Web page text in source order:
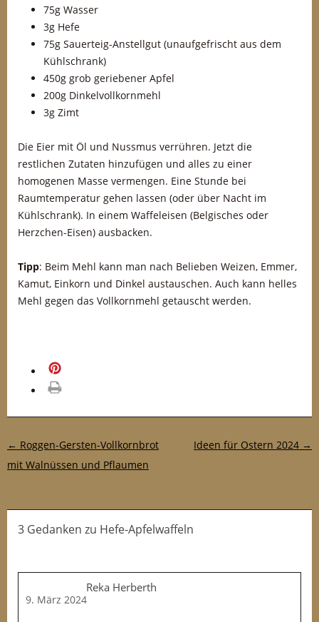
75g Wasser
3g Hefe
75g Sauerteig-Anstellgut (unaufgefrischt aus dem
Kühlschrank)
450g grob geriebener Apfel
200g Dinkelvollkornmehl
3g Zimt
Die Eier mit Öl und Nussmus verrühren. Jetzt die
restlichen Zutaten hinzufügen und alles zu einer
homogenen Masse vermengen. Eine Stunde bei
Raumtemperatur gehen lassen (oder über Nacht im
Kühlschrank). In einem Waffeleisen (Belgisches oder
Herzchen-Eisen) ausbacken.
Tipp: Beim Mehl kann man nach Belieben Weizen, Emmer,
Kamut, Einkorn und Dinkel austauschen. Auch kann helles
Mehl gegen das Vollkornmehl getauscht werden.
Post-Navigation
← Roggen-Gersten-Vollkornbrot
mit Walnüssen und Pflaumen
Ideen für Ostern 2024 →
3 Gedanken zu Hefe-Apfelwaffeln
Reka Herberth
9. März 2024